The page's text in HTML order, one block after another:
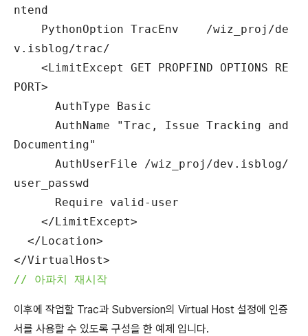
ntend
PythonOption TracEnv /wiz_proj/de
v.isblog/trac/
<LimitExcept GET PROPFIND OPTIONS RE
PORT>
AuthType Basic
AuthName "Trac, Issue Tracking and
Documenting"
AuthUserFile /wiz_proj/dev.isblog/
user_passwd
Require valid-user
</LimitExcept>
</Location>
</VirtualHost>
// 아파치 재시작
이후에 작업할 Trac과 Subversion의 Virtual Host 설정에 인증
서를 사용할 수 있도록 구성을 한 예제 입니다.